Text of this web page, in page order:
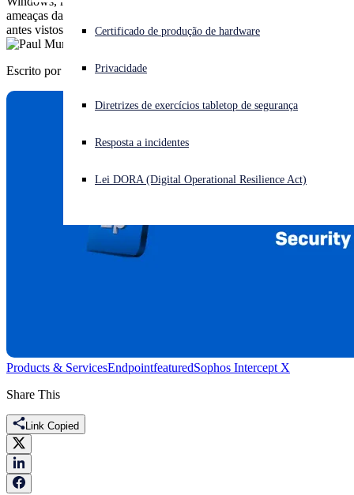
Enfrentando um ataque cibernético? Obtenha ajuda imediata
Iniciar sessão
Open search
Português (Brasil) Open language switcher
Certificado de produção de hardware
Privacidade
Diretrizes de exercícios tabletop de segurança
Resposta a incidentes
Lei DORA (Digital Operational Resilience Act)
ameaças da Web e comportamentos liderados por invasores nunca
antes vistos.
Escrito por Paul Murray
Products & ServicesEndpointfeaturedSophos Intercept X
Share This
Link Copied